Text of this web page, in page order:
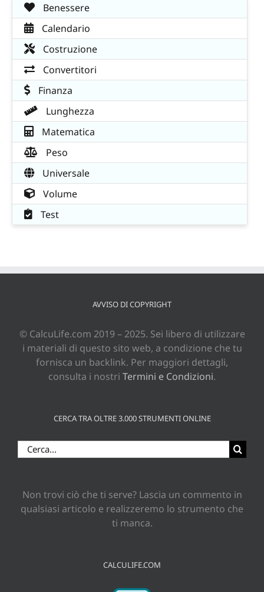
Benessere
Calendario
Costruzione
Convertitori
Finanza
Lunghezza
Matematica
Peso
Universale
Volume
Test
AVVISO DI COPYRIGHT
© CalcuLife.com 2019 – 2025. Sei libero di utilizzare
i materiali di questo sito web, a condizione che tu
fornisca un backlink. Per maggiori dettagli,
consulta i nostri Termini e Condizioni.
CERCA TRA OLTRE 3.000 STRUMENTI ONLINE
Cerca
per:
Non trovi ciò che ti serve? Lascia un commento in
qualsiasi articolo e realizzeremo lo strumento che
ti manca.
CALCULIFE.COM